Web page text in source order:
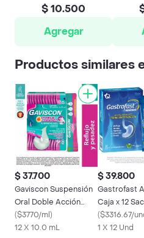
$ 10.500
Agregar
Productos similares
$ 37.700
Gaviscon Suspensión
Oral Doble Acción
Sachet
($3770/ml)
12 X 10.0 mL
$ 39.800
Gastrofast
Caja x 12
($3316.67/
1 X 12 Und